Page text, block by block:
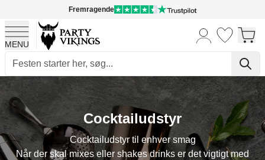
Fremragende
MENU
Skip to Content
Cocktailudstyr
Cocktailudstyr til enhver smag
Når der skal mixes eller shakes drinks er det vigtigt med